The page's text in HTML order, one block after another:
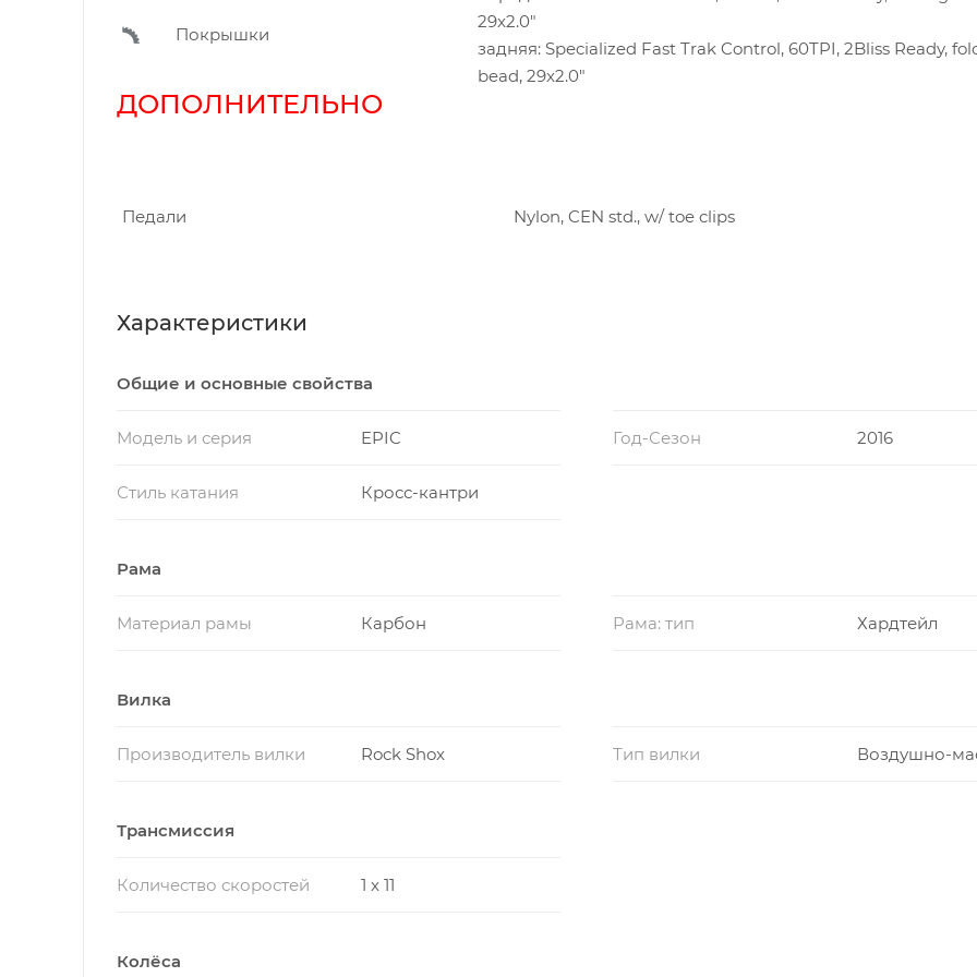
Покрышки
29x2.0"
задняя: Specialized Fast Trak Control, 60TPI, 2Bliss Ready,
bead, 29x2.0"
ДОПОЛНИТЕЛЬНО
Педали Nylon, CEN std., w/ toe clips
Характеристики
Общие и основные свойства
Модель и серия EPIC Год-Сезон 2016
Стиль катания Кросс-кантри
Рама
Материал рамы Карбон Рама: тип Хардтейл
Вилка
Производитель вилки Rock Shox Тип вилки Воздушно-
Трансмиссия
Количество скоростей 1 x 11
Колёса